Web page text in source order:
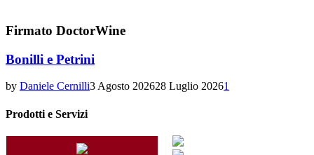
Firmato DoctorWine
Bonilli e Petrini
by Daniele Cernilli3 Agosto 202628 Luglio 20261
Prodotti e Servizi